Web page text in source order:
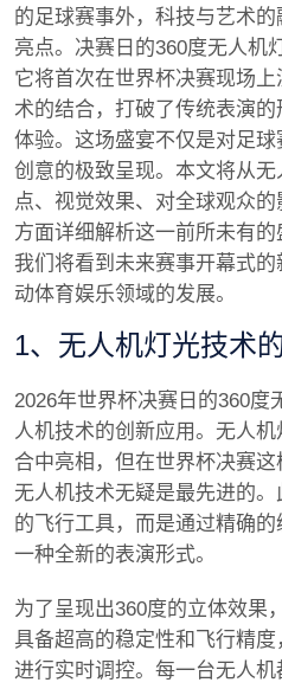
的足球赛事外，科技与艺术
亮点。决赛日的360度无人机
它将首次在世界杯决赛现场
术的结合，打破了传统表演
体验。这场盛宴不仅是对足
创意的极致呈现。本文将从
点、视觉效果、对全球观众
方面详细解析这一前所未有的
我们将看到未来赛事开幕式
动体育娱乐领域的发展。
1、无人机灯光技术
2026年世界杯决赛日的360度
人机技术的创新应用。无人
合中亮相，但在世界杯决赛
无人机技术无疑是最先进的
的飞行工具，而是通过精确
一种全新的表演形式。
为了呈现出360度的立体效果
具备超高的稳定性和飞行精
进行实时调控。每一台无人机